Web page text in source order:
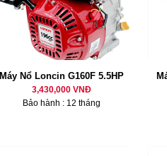
Máy Nổ Loncin G160F 5.5HP
3,430,000 VNĐ
Bảo hành : 12 tháng